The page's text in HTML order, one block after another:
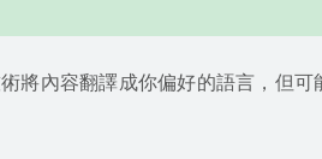
將內容翻譯成你偏好的語言，但可